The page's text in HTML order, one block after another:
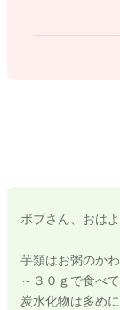
タンパク質の食
安量の１／３量）
という形で、１
す。
ボブさん、おは
芋類はお粥のか
～３０ｇで食べ
炭水化物は多め